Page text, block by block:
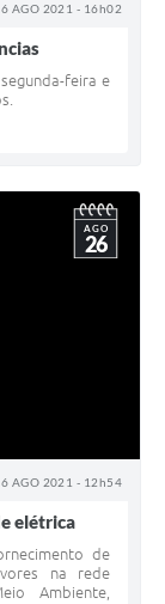
AGO 2021 - 16h02
feira e
AGO 2021 - 12h54
AGO
26
elétrica
de
na rede
Ambiente,